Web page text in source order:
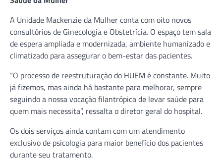
A Unidade Mackenzie da Mulher conta com oito novos
consultórios de Ginecologia e Obstetrícia. O espaço tem sala
de espera ampliada e modernizada, ambiente humanizado e
climatizado para assegurar o bem-estar das pacientes.
“O processo de reestruturação do HUEM é constante. Muito
já fizemos, mas ainda há bastante para melhorar, sempre
seguindo a nossa vocação filantrópica de levar saúde para
quem mais necessita”, ressalta o diretor geral do hospital.
Os dois serviços ainda contam com um atendimento
exclusivo de psicologia para maior benefício dos pacientes
durante seu tratamento.